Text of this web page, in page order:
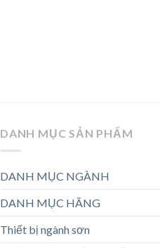
DANH MỤC SẢN PHẨM
DANH MỤC NGÀNH
DANH MỤC HÃNG
Thiết bị ngành sơn